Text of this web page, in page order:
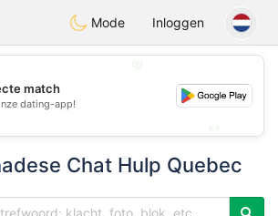
CANADIANchat
Mode Inloggen
💕
match
dating-app!
Chat Hulp Quebec